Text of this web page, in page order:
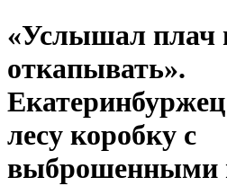
«Услышал плач
откапывать».
лесу коробку с
выброшенными